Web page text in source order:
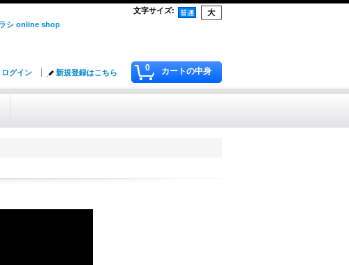
文字サイズ:
シ online shop
0 カートの中身
ログイン 新規登録はこちら